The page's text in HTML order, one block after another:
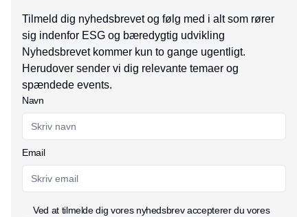
Tilmeld dig nyhedsbrevet og følg med i alt som rører
sig indenfor ESG og bæredygtig udvikling
Nyhedsbrevet kommer kun to gange ugentligt.
Herudover sender vi dig relevante temaer og
spændede events.
Navn
Email
Ved at tilmelde dig vores nyhedsbrev accepterer du vores